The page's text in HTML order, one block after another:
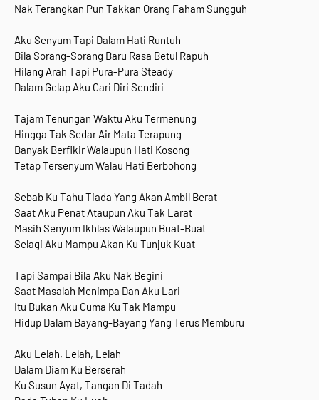
Nak Terangkan Pun Takkan Orang Faham Sungguh
Aku Senyum Tapi Dalam Hati Runtuh
Bila Sorang-Sorang Baru Rasa Betul Rapuh
Hilang Arah Tapi Pura-Pura Steady
Dalam Gelap Aku Cari Diri Sendiri
Tajam Tenungan Waktu Aku Termenung
Hingga Tak Sedar Air Mata Terapung
Banyak Berfikir Walaupun Hati Kosong
Tetap Tersenyum Walau Hati Berbohong
Sebab Ku Tahu Tiada Yang Akan Ambil Berat
Saat Aku Penat Ataupun Aku Tak Larat
Masih Senyum Ikhlas Walaupun Buat-Buat
Selagi Aku Mampu Akan Ku Tunjuk Kuat
Tapi Sampai Bila Aku Nak Begini
Saat Masalah Menimpa Dan Aku Lari
Itu Bukan Aku Cuma Ku Tak Mampu
Hidup Dalam Bayang-Bayang Yang Terus Memburu
Aku Lelah, Lelah, Lelah
Dalam Diam Ku Berserah
Ku Susun Ayat, Tangan Di Tadah